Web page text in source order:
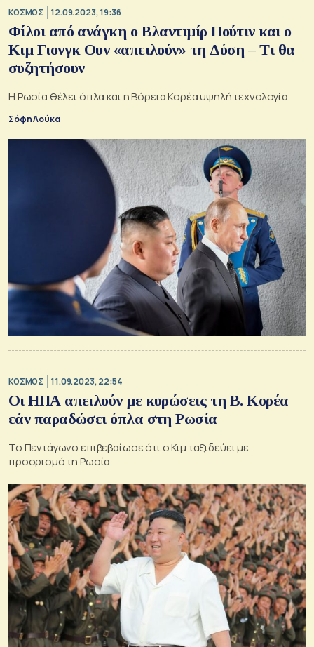
ΚΟΣΜΟΣ 12.09.2023, 19:36
Φίλοι από ανάγκη ο Βλαντιμίρ Πούτιν και ο
Κιμ Γιονγκ Ουν «απειλούν» τη Δύση – Τι θα
συζητήσουν
Η Ρωσία θέλει όπλα και η Βόρεια Κορέα υψηλή τεχνολογία
Σόφη Λούκα
ΚΟΣΜΟΣ 11.09.2023, 22:54
Οι ΗΠΑ απειλούν με κυρώσεις τη Β. Κορέα
εάν παραδώσει όπλα στη Ρωσία
Το Πεντάγωνο επιβεβαίωσε ότι ο Κιμ ταξιδεύει με
προορισμό τη Ρωσία